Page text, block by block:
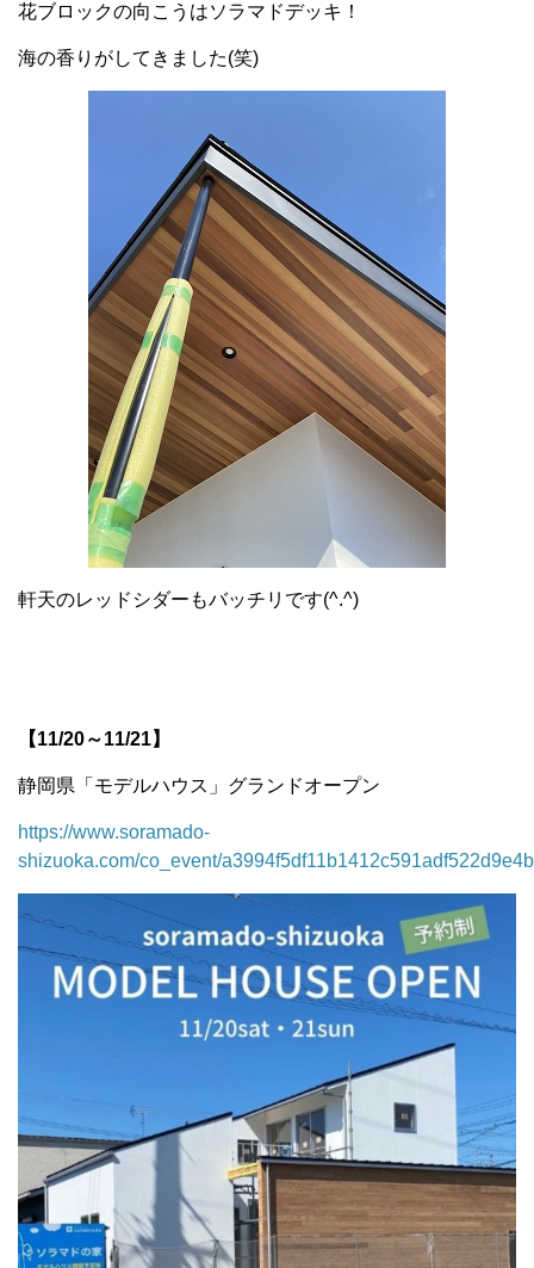
花ブロックの向こうはソラマドデッキ！
海の香りがしてきました(笑)
軒天のレッドシダーもバッチリです(^.^)
【11/20～11/21】
静岡県「モデルハウス」グランドオープン
https://www.soramado-
shizuoka.com/co_event/